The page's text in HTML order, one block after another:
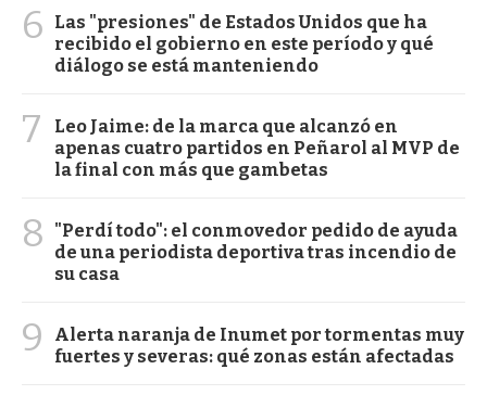
6
Las "presiones" de Estados Unidos que ha
recibido el gobierno en este período y qué
diálogo se está manteniendo
7
Leo Jaime: de la marca que alcanzó en
apenas cuatro partidos en Peñarol al MVP de
la final con más que gambetas
8
"Perdí todo": el conmovedor pedido de ayuda
de una periodista deportiva tras incendio de
su casa
9
Alerta naranja de Inumet por tormentas muy
fuertes y severas: qué zonas están afectadas